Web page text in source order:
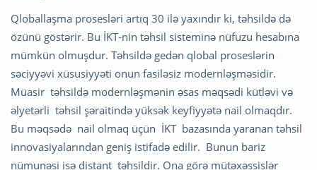
Qloballaşma prosesləri artıq 30 ilə yaxındır ki, təhsildə də
özünü göstərir. Bu İKT-nin təhsil sisteminə nüfuzu hesabına
mümkün olmuşdur. Təhsildə gedən qlobal proseslərin
səciyyəvi xüsusiyyəti onun fasiləsiz modernləşməsidir.
Müasir təhsildə modernləşmənin əsas məqsədi kütləvi və
əlyetərli təhsil şəraitində yüksək keyfiyyətə nail olmaqdır.
Bu məqsədə nail olmaq üçün İKT bazasında yaranan təhsil
innovasiyalarından geniş istifadə edilir. Bunun bariz
nümunəsi isə distant təhsildir. Ona görə mütəxəssislər